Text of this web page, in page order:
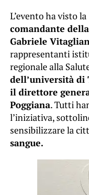
L’evento ha visto la
comandante
Gabriele
rappresentanti
regionale alla
dell’università di
il direttore
Poggiana. Tutti
l’iniziativa,
sensibilizzare la
sangue.